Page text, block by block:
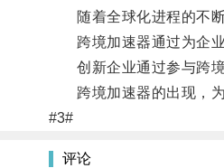
随着全球化进程的不断
跨境加速器通过为企业
创新企业通过参与跨境
跨境加速器的出现，为
#3#
评论